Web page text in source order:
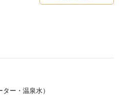
ー・温泉水）